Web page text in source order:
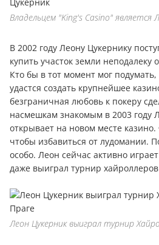
Владельцем "King's Casino" является
В 2002 году Леону Цукернику
купить участок земли
Кто бы в тот момент мог
удастся создать крупнейшее
безграничная любовь к покеру
насмешкам знакомым в 2003 году
открывает на новом месте казино.
чтобы избавиться от лудомании.
особо. Леон сейчас активно
даже выиграл турнир хайроллеров
Леон Цукерник выиграл турнир